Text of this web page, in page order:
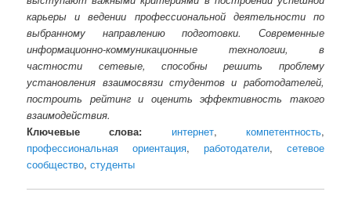
карьеры и ведении профессиональной деятельности по
выбранному направлению подготовки. Современные
информационно-коммуникационные технологии, в
частности сетевые, способны решить проблему
установления взаимосвязи студентов и работодателей,
построить рейтинг и оценить эффективность такого
взаимодействия.
Ключевые слова:
интернет, компетентность,
профессиональная ориентация, работодатели, сетевое
сообщество,студенты